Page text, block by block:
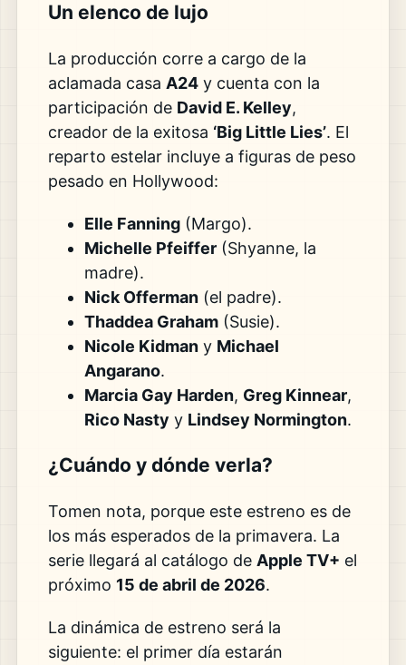
Un elenco de lujo
La producción corre a cargo de la
aclamada casa A24y cuenta con la
participación de David E. Kelley,
creador de la exitosa ‘Big Little Lies’. El
reparto estelar incluye a figuras de peso
pesado en Hollywood:
Elle Fanning(Margo).
Michelle Pfeiffer(Shyanne, la
madre).
Nick Offerman(el padre).
Thaddea Graham(Susie).
Nicole Kidmany Michael
Angarano.
Marcia Gay Harden, Greg Kinnear,
Rico Nasty y Lindsey Normington.
¿Cuándo y dónde verla?
Tomen nota, porque este estreno es de
los más esperados de la primavera. La
serie llegará al catálogo de Apple TV+ el
próximo 15 de abril de 2026.
La dinámica de estreno será la
siguiente: el primer día estarán